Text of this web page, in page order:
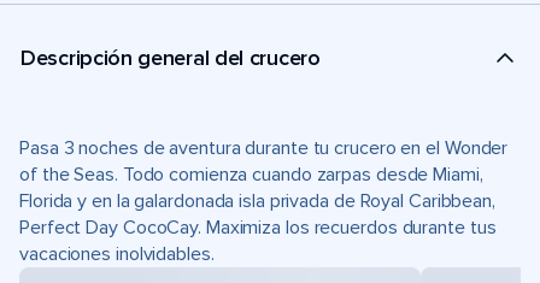
Descripción general del crucero
Pasa 3 noches de aventura durante tu crucero en el Wonder
of the Seas. Todo comienza cuando zarpas desde Miami,
Florida y en la galardonada isla privada de Royal Caribbean,
Perfect Day CocoCay. Maximiza los recuerdos durante tus
vacaciones inolvidables.